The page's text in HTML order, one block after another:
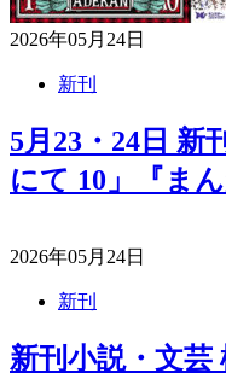
2026年05月24日
新刊
5月23・24日 新
にて 10」『ま
2026年05月24日
新刊
新刊小説・文芸